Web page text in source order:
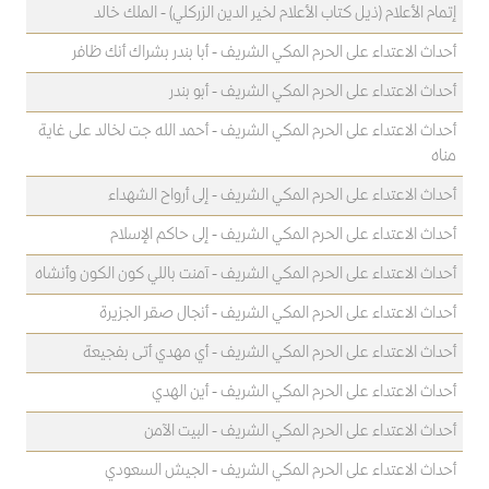
إتمام الأعلام (ذيل كتاب الأعلام لخير الدين الزركلي) - الملك خالد
أحداث الاعتداء على الحرم المكي الشريف - أبا بندر بشراك أنك ظافر
أحداث الاعتداء على الحرم المكي الشريف - أبو بندر
أحداث الاعتداء على الحرم المكي الشريف - أحمد الله جت لخالد على غاية
مناه
أحداث الاعتداء على الحرم المكي الشريف - إلى أرواح الشهداء
أحداث الاعتداء على الحرم المكي الشريف - إلى حاكم الإسلام
أحداث الاعتداء على الحرم المكي الشريف - آمنت باللي كون الكون وأنشاه
أحداث الاعتداء على الحرم المكي الشريف - أنجال صقر الجزيرة
أحداث الاعتداء على الحرم المكي الشريف - أي مهدي أتى بفجيعة
أحداث الاعتداء على الحرم المكي الشريف - أين الهدي
أحداث الاعتداء على الحرم المكي الشريف - البيت الآمن
أحداث الاعتداء على الحرم المكي الشريف - الجيش السعودي